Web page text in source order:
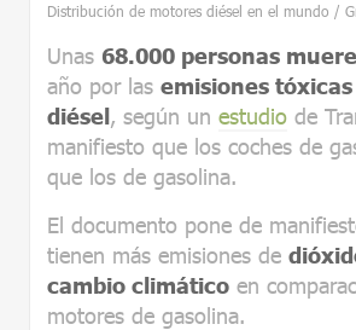
Distribución de motores diésel en el mundo /
Unas 68.000 personas
año por las emisiones
diésel, según un estudio de
manifiesto que los coches de
que los de gasolina.
El documento pone de
tienen más emisiones de
cambio climático en
motores de gasolina.